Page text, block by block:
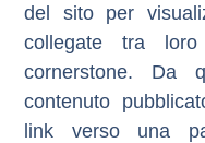
del sitoper
collegate tra
cornerstone. Da
contenuto
link verso una